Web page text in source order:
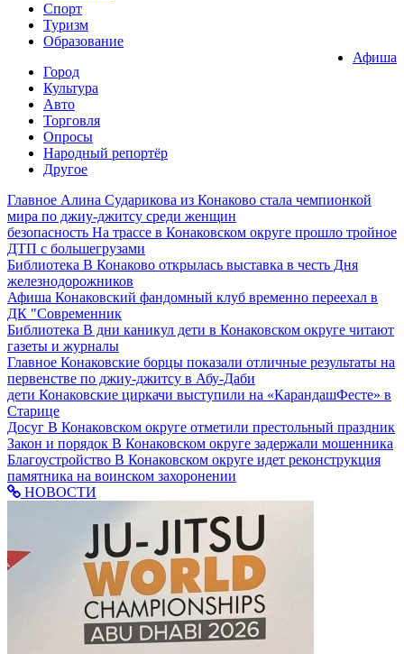
Спорт
Туризм
Образование
Афиша
Город
Культура
Авто
Торговля
Опросы
Народный репортёр
Другое
Главное Алина Сударикова из Конаково стала чемпионкой
мира по джиу-джитсу среди женщин
безопасность На трассе в Конаковском округе прошло тройное
ДТП с большегрузами
Библиотека В Конаково открылась выставка в честь Дня
железнодорожников
Афиша Конаковский фандомный клуб временно переехал в
ДК "Современник
Библиотека В дни каникул дети в Конаковском округе читают
газеты и журналы
Главное Конаковские борцы показали отличные результаты на
первенстве по джиу-джитсу в Абу-Даби
дети Конаковские циркачи выступили на «КарандашФесте» в
Старице
Досуг В Конаковском округе отметили престольный праздник
Закон и порядок В Конаковском округе задержали мошенника
Благоустройство В Конаковском округе идет реконструкция
памятника на воинском захоронении
НОВОСТИ